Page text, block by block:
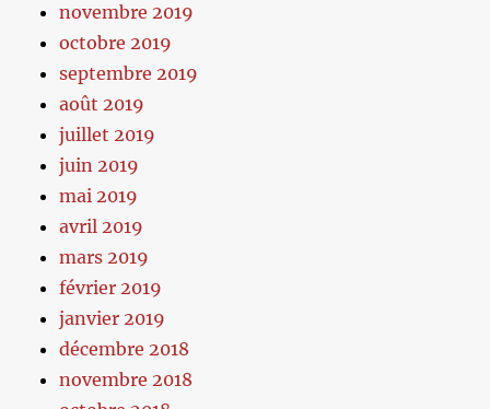
novembre 2019
octobre 2019
septembre 2019
août 2019
juillet 2019
juin 2019
mai 2019
avril 2019
mars 2019
février 2019
janvier 2019
décembre 2018
novembre 2018